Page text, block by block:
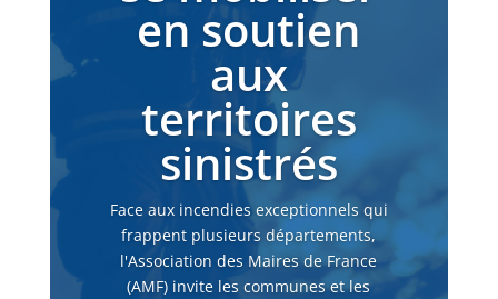
en soutien
aux
territoires
sinistrés
Face aux incendies exceptionnels qui
frappent plusieurs départements,
l'Association des Maires de France
(AMF) invite les communes et les